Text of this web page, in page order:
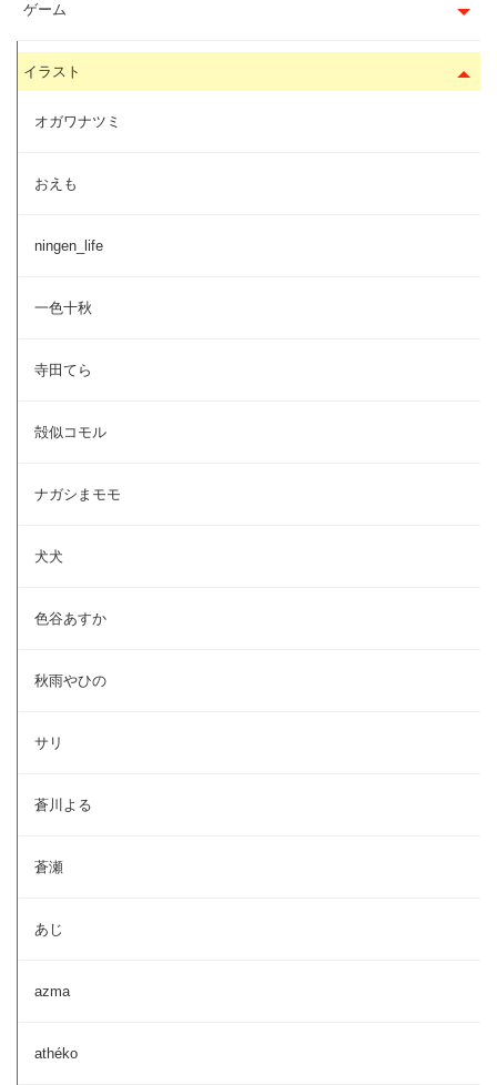
ゲーム
イラスト
オガワナツミ
おえも
ningen_life
一色十秋
寺田てら
殻似コモル
ナガシまモモ
犬犬
色谷あすか
秋雨やひの
サリ
蒼川よる
蒼瀬
あじ
azma
athéko